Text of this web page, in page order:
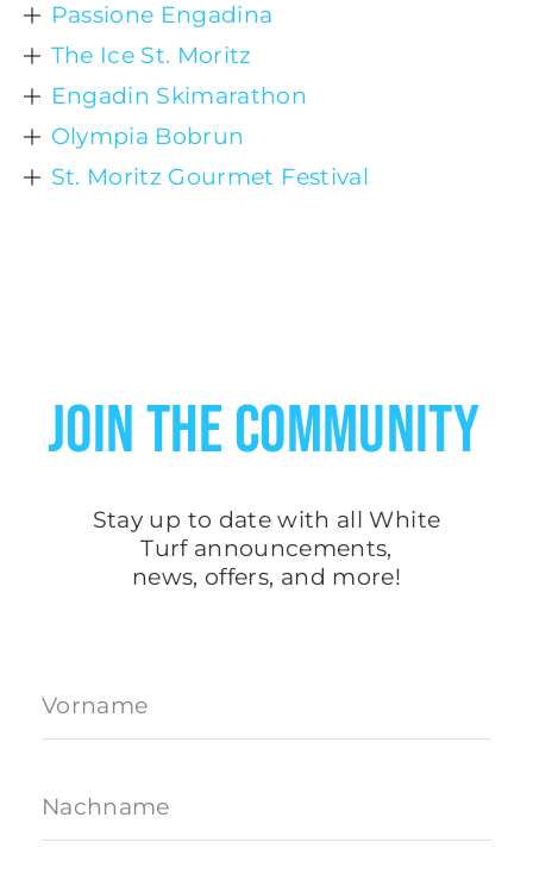
Passione Engadina
The Ice St. Moritz
Engadin Skimarathon
Olympia Bobrun
St. Moritz Gourmet Festival
JOIN THE COMMUNITY
Stay up to date with all White
Turf announcements,
news, offers, and more!